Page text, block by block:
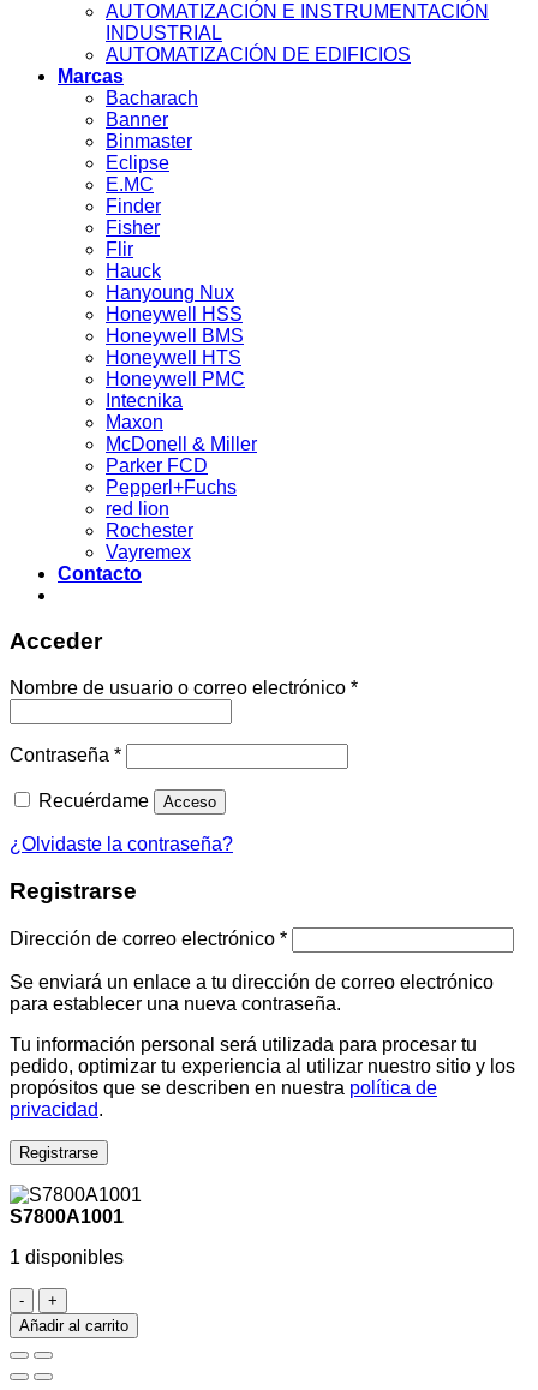
AUTOMATIZACIÓN E INSTRUMENTACIÓN
INDUSTRIAL
AUTOMATIZACIÓN DE EDIFICIOS
Marcas
Bacharach
Banner
Binmaster
Eclipse
E.MC
Finder
Fisher
Flir
Hauck
Hanyoung Nux
Honeywell HSS
Honeywell BMS
Honeywell HTS
Honeywell PMC
Intecnika
Maxon
McDonell & Miller
Parker FCD
Pepperl+Fuchs
red lion
Rochester
Vayremex
Contacto
Acceder
Nombre de usuario o correo electrónico *
Contraseña *
Recuérdame Acceso
¿Olvidaste la contraseña?
Registrarse
Dirección de correo electrónico *
Se enviará un enlace a tu dirección de correo electrónico
para establecer una nueva contraseña.
Tu información personal será utilizada para procesar tu
pedido, optimizar tu experiencia al utilizar nuestro sitio y los
propósitos que se describen en nuestra política de
privacidad.
Registrarse
S7800A1001
1 disponibles
S7800A1001
cantidad
Añadir al carrito